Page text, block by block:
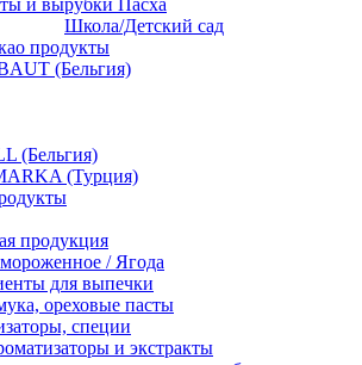
Школа/Детский сад
продукты
(Бельгия)
(Бельгия)
(Турция)
продукция
/ Ягода
для выпечки
ореховые пасты
специи
и экстракты